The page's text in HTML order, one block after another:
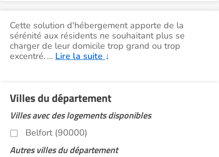
Cette solution d'hébergement apporte de la
sérénité aux résidents ne souhaitant plus se
charger de leur domicile trop grand ou trop
excentré. … Lire la suite ↓
Villes du département
Villes avec des logements disponibles
Belfort (90000)
Autres villes du département